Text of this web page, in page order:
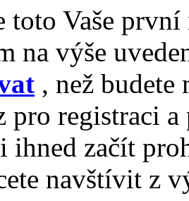
toto Vaše
na výše
, než
pro registraci
ihned začít
navštívit z